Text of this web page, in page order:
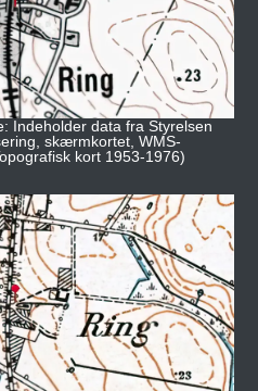
Indeholder data fra Styrelsen
skærmkortet, WMS-
kort 1953-1976)